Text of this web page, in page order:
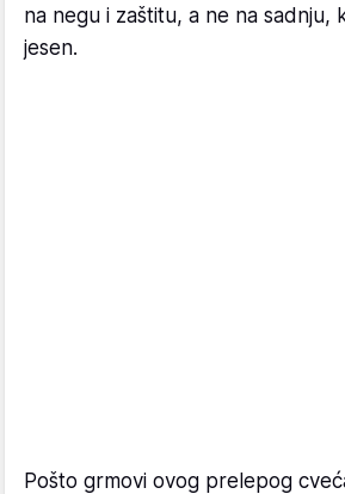
na negu i zaštitu, a ne na sadnju,
jesen.
Pošto grmovi ovog prelepog